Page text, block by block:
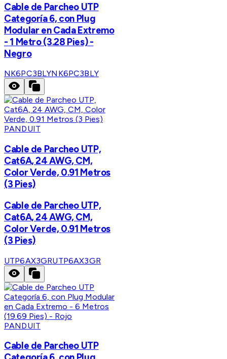
Cable de Parcheo UTP
Categoría 6, con Plug
Modular en Cada Extremo
- 1 Metro (3.28 Pies) -
Negro
NK6PC3BLYNK6PC3BLY
PANDUIT
Cable de Parcheo UTP,
Cat6A, 24 AWG, CM,
Color Verde, 0.91 Metros
(3 Pies)
Cable de Parcheo UTP,
Cat6A, 24 AWG, CM,
Color Verde, 0.91 Metros
(3 Pies)
UTP6AX3GRUTP6AX3GR
PANDUIT
Cable de Parcheo UTP